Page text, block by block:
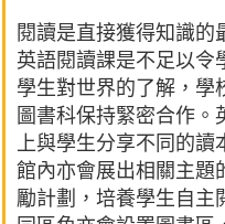
閱讀是直接獲得知識的
英語閱讀課是不足以令
學生對世界的了解，學
圖書科保持緊密合作。
上與學生分享不同的
館內亦會展出相關主題
勵計劃，培養學生自主